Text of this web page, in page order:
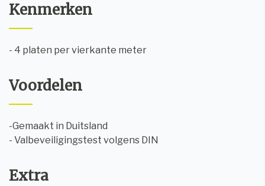
Kenmerken
- 4 platen per vierkante meter
Voordelen
-Gemaakt in Duitsland
- Valbeveiligingstest volgens DIN
Extra